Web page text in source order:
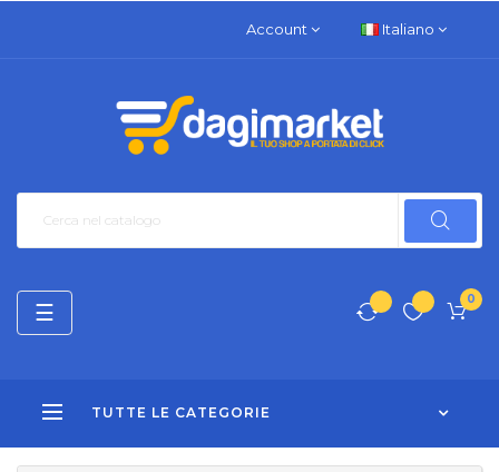
Account Italiano
0
TUTTE LE CATEGORIE
navigazione
Toggle
☰